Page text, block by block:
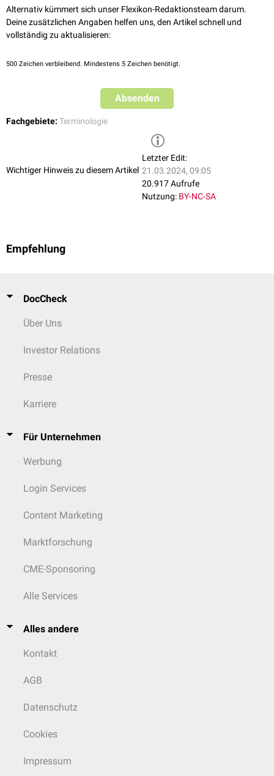
Bezogen auf wissenschaftliche Arbeiten charakterisiert der Begriff
"Substanz" den Erkenntnis- bzw. Neuigkeitswert der Untersuchung.
Alternativ kümmert sich unser Flexikon-Redaktionsteam darum.
Deine zusätzlichen Angaben helfen uns, den Artikel schnell und
vollständig zu aktualisieren:
500 Zeichen verbleibend. Mindestens 5 Zeichen benötigt.
Absenden
Fachgebiete: Terminologie
Wichtiger Hinweis zu diesem Artikel
Letzter Edit:
21.03.2024, 09:05
20.917 Aufrufe
Nutzung: BY-NC-SA
Empfehlung
DocCheck
Über Uns
Investor Relations
Presse
Karriere
Für Unternehmen
Werbung
Login Services
Content Marketing
Marktforschung
CME-Sponsoring
Alle Services
Alles andere
Kontakt
AGB
Datenschutz
Cookies
Impressum